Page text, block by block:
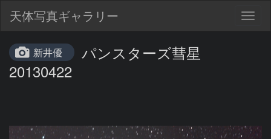
天体写真ギャラリー
新井優
パンスターズ彗星
20130422